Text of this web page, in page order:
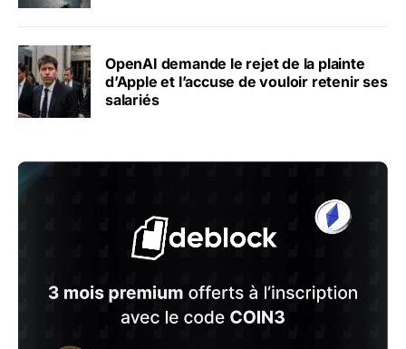
OpenAI demande le rejet de la plainte
d’Apple et l’accuse de vouloir retenir ses
salariés